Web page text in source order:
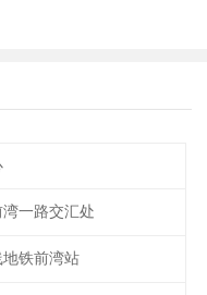
一路交汇处
铁前湾站